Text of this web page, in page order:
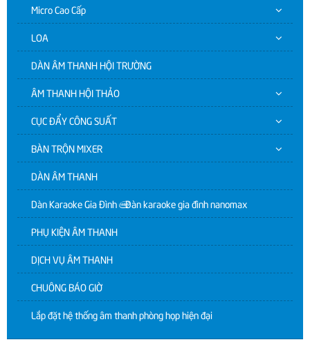
Micro Cao Cấp
LOA
DÀN ÂM THANH HỘI TRƯỜNG
ÂM THANH HỘI THẢO
CỤC ĐẨY CÔNG SUẤT
BÀN TRỘN MIXER
DÀN ÂM THANH
Dàn Karaoke Gia Đình | Dàn karaoke gia đình nanomax
PHỤ KIỆN ÂM THANH
DỊCH VỤ ÂM THANH
CHUÔNG BÁO GIỜ
Lắp đặt hệ thống âm thanh phòng họp hiện đại